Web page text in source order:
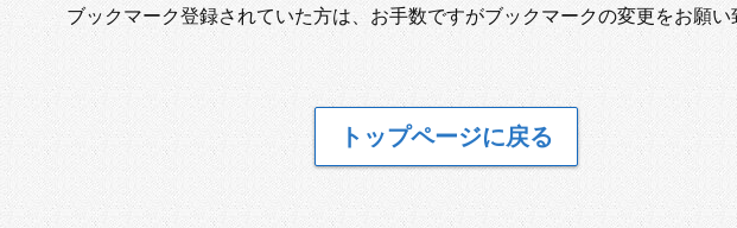
ブックマーク登録されていた方は、お手数ですがブックマークの変更をお願い
トップページに戻る